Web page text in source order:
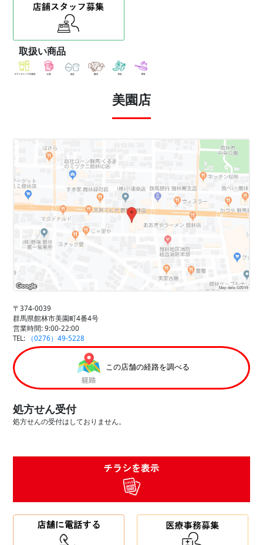
取扱い商品
美園店
〒374-0039
群馬県館林市美園町4番4号
営業時間: 9:00-22:00
TEL:
（0276）49-5228
この店舗の経路を調べる
処方せん受付
処方せんの受付はしておりません。